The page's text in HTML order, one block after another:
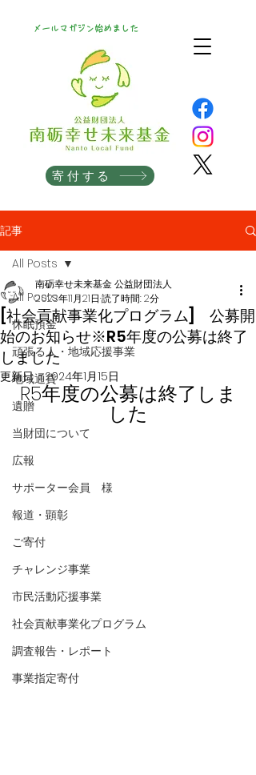
寄付する
メールマガジン始めました
記事
All Posts
休眠預金
頑張る人・地域応援事業
地域通貨
遺贈
当財団について
広報
サポーター会員 様
報道・顕彰
ご寄付
チャレンジ事業
市民活動応援事業
社会貢献事業化プログラム
調査報告・レポート
事業指定寄付
All Posts
[社会貢献事業化プログラム] 公募開
始のお知らせ※R5年度の公募は終了
しました
南砺幸せ未来基金 公益財団法人
2023年11月21日 読了時間: 2分
更新日：2024年1月15日
R5年度の公募は終了しま
した